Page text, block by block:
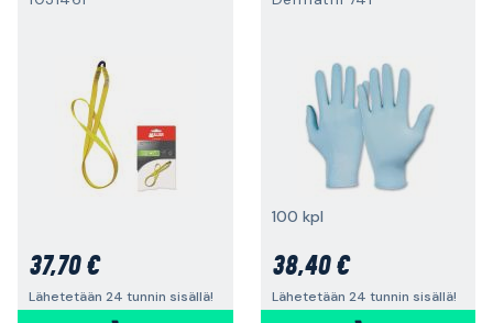
37,70 €
Lähetetään 24 tunnin sisällä!
100 kpl
38,40 €
Lähetetään 24 tunnin sisällä!